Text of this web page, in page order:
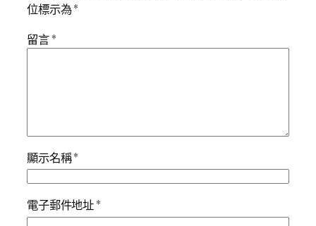
位標示為*
留言*
顯示名稱*
電子郵件地址*